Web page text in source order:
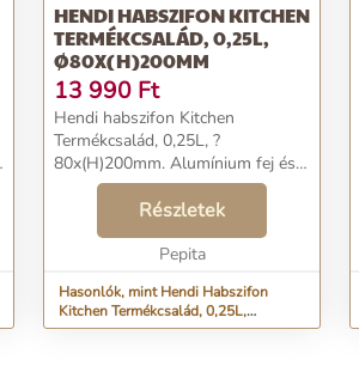
HENDI HABSZIFON KITCHEN
TERMÉKCSALÁD, 0,25L,
Ø80X(H)200MM
13 990 Ft
Hendi habszifon Kitchen
Termékcsalád, 0,25L, ?
80x(H)200mm. Alumínium fej és
fehér bevonatú alumínium palack
3 különböző fúvókával,
töltőtartóval, valamint
tisztítókefével. Nem alkalmas
Részletek
Pepita
Hasonlók, mint Hendi Habszifon
Kitchen Termékcsalád, 0,25L,
ø80x(H)200mm